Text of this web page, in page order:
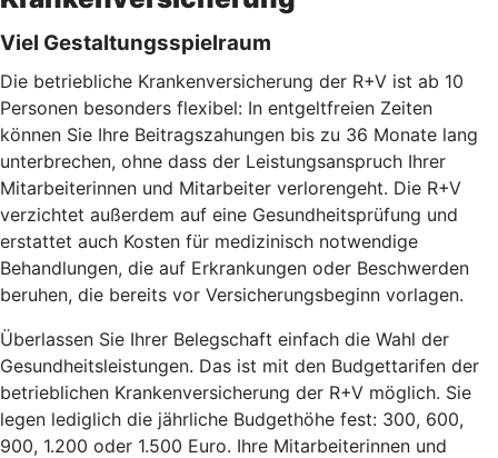
Viel Gestaltungsspielraum
Die betriebliche Krankenversicherung der R+V ist ab 10
Personen besonders flexibel: In entgeltfreien Zeiten
können Sie Ihre Beitragszahungen bis zu 36 Monate lang
unterbrechen, ohne dass der Leistungsanspruch Ihrer
Mitarbeiterinnen und Mitarbeiter verlorengeht. Die R+V
verzichtet außerdem auf eine Gesundheitsprüfung und
erstattet auch Kosten für medizinisch notwendige
Behandlungen, die auf Erkrankungen oder Beschwerden
beruhen, die bereits vor Versicherungsbeginn vorlagen.
Überlassen Sie Ihrer Belegschaft einfach die Wahl der
Gesundheitsleistungen. Das ist mit den Budgettarifen der
betrieblichen Krankenversicherung der R+V möglich. Sie
legen lediglich die jährliche Budgethöhe fest: 300, 600,
900, 1.200 oder 1.500 Euro. Ihre Mitarbeiterinnen und